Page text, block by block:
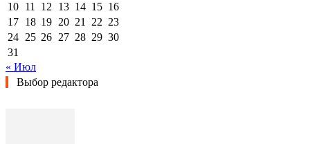
10 11 12 13 14 15 16
17 18 19 20 21 22 23
24 25 26 27 28 29 30
31
« Июл
Выбор редактора